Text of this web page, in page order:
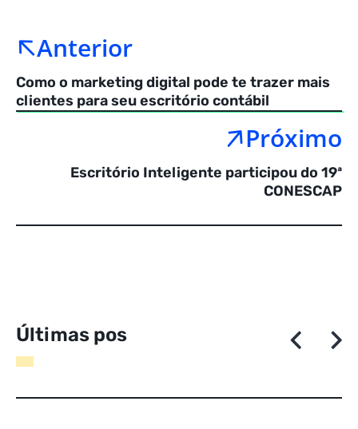
Anterior
Como o marketing digital pode te trazer mais
clientes para seu escritório contábil
Próximo
Escritório Inteligente participou do 19ª
CONESCAP
Últimas pos